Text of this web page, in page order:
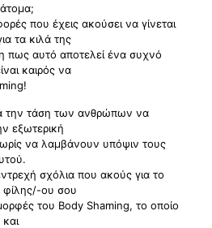
που έχεις ακούσει να γίνεται
τα κιλά της
πως αυτό αποτελεί ένα συχνό
καιρός να
την τάση των ανθρώπων να
εξωτερική
να λαμβάνουν υπόψιν τους
σχόλια που ακούς για το
φίλης/-ου σου
του Body Shaming, το οποίο